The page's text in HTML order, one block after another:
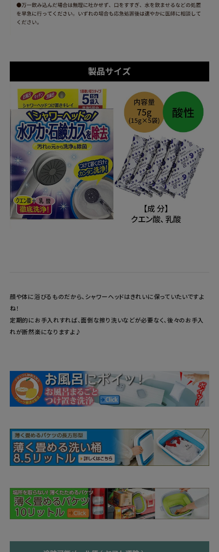
顔や体に浴びるものだから、シャワーヘッドはきれいに保っていたいですよ
ね！
定期的にお手入れすれば、面倒な擦り洗いなどが必要なく、後々のお手入
れが断然楽になりますよ♪